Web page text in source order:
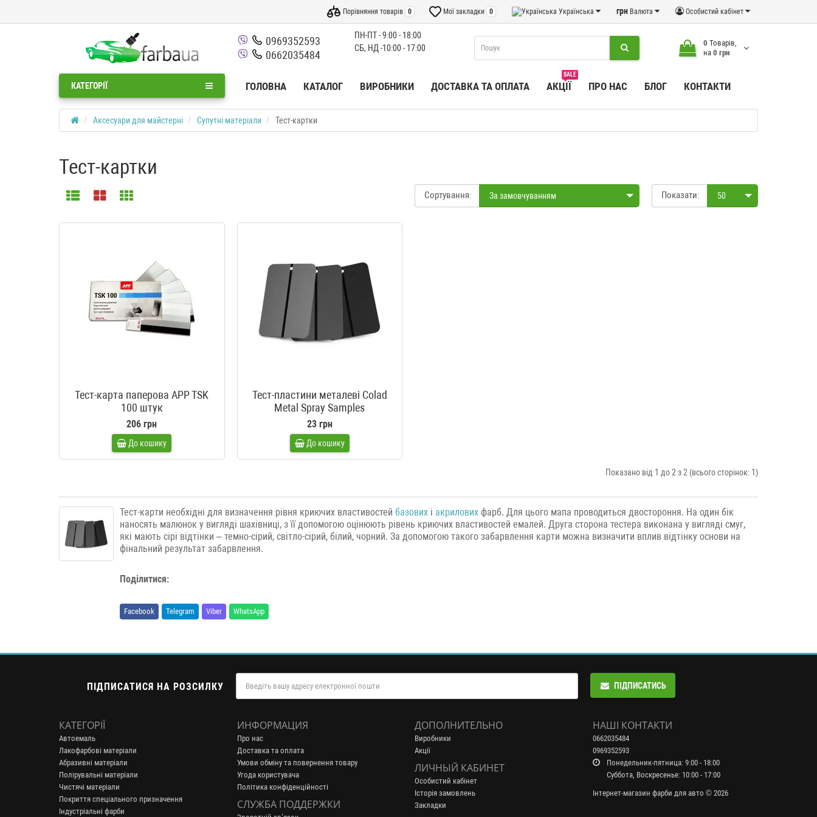
Особистий кабінет
грн Валюта
Українська
Мої закладки 0
Порівняння товарів 0
0969352593
0662035484
ПН-ПТ - 9:00 - 18:00
СБ, НД -10:00 - 17:00
0 Товарів,
на 0 грн
КАТЕГОРІЇ ГОЛОВНА КАТАЛОГ ВИРОБНИКИ ДОСТАВКА ТА ОПЛАТА
SALE
АКЦІЇ ПРО НАС БЛОГ КОНТАКТИ
Аксесуари для майстерні Супутні матеріали Тест-картки
Тест-картки
Сортування: За замовчуванням Показати: 50
Тест-карта паперова APP TSK
100 штук
206 грн
До кошику
Тест-пластини металеві Colad
Metal Spray Samples
23 грн
До кошику
Показано від 1 до 2 з 2 (всього сторінок: 1)
Тест-карти необхідні для визначення рівня криючих властивостей базових і акрилових фарб. Для цього мапа проводиться двостороння. На один бік
наносять малюнок у вигляді шахівниці, з її допомогою оцінюють рівень криючих властивостей емалей. Друга сторона тестера виконана у вигляді смуг,
які мають сірі відтінки – темно-сірий, світло-сірий, білий, чорний. За допомогою такого забарвлення карти можна визначити вплив відтінку основи на
фінальний результат забарвлення.
Поділитися:
Facebook Telegram Viber WhatsApp
ПІДПИСАТИСЯ НА РОЗСИЛКУ ПІДПИСАТИСЬ
КАТЕГОРІЇ
Автоемаль
Лакофарбові матеріали
Абразивні матеріали
Полірувальні матеріали
Чистячі матеріали
Покриття спеціального призначення
Індустріальні фарби
ИНФОРМАЦИЯ
Про нас
Доставка та оплата
Умови обміну та повернення товару
Угода користувача
Політика конфіденційності
СЛУЖБА ПОДДЕРЖКИ
ДОПОЛНИТЕЛЬНО
Виробники
Акції
ЛИЧНЫЙ КАБИНЕТ
Особистий кабінет
Історія замовлень
Закладки
НАШІ КОНТАКТИ
0662035484
0969352593
Понедельник-пятница: 9:00 - 18:00
Суббота, Воскресенье: 10:00 - 17:00
Інтернет-магазин фарби для авто © 2026